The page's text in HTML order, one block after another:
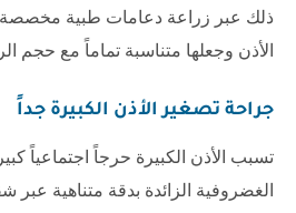
ذلك عبر زراعة دعامات طبية
الأذن وجعلها متناسبة تماماً مع حجم
جراحة تصغير الأذن الكبيرة جداً
تسبب الأذن الكبيرة حرجاً اجتماعياً
الغضروفية الزائدة بدقة متناهية